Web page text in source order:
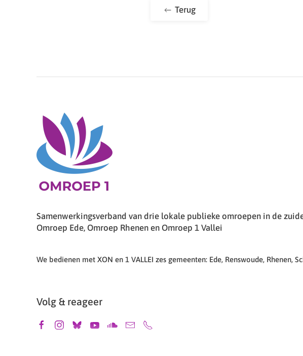
Terug
Samenwerkingsverband van drie lokale publieke omroepen in de
Omroep Ede, Omroep Rhenen en Omroep 1 Vallei
We bedienen met XON en 1 VALLEI zes gemeenten: Ede, Renswoude, Rhenen,
Volg & reageer